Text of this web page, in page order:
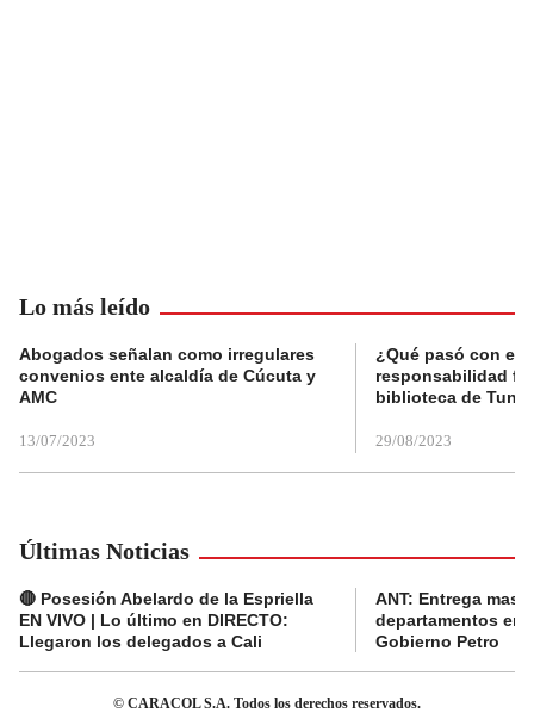
Lo más leído
Abogados señalan como irregulares
convenios ente alcaldía de Cúcuta y
AMC
13/07/2023
¿Qué pasó con el
responsabilidad
biblioteca de
29/08/2023
Últimas Noticias
🔴 Posesión Abelardo de la Espriella
EN VIVO | Lo último en DIRECTO:
Llegaron los delegados a Cali
ANT: Entrega
departamentos en
Gobierno Petro
© CARACOL S.A. Todos los derechos reservados.